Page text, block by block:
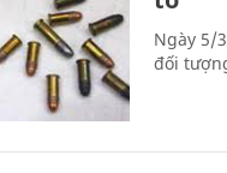
Ngày 5/
đối